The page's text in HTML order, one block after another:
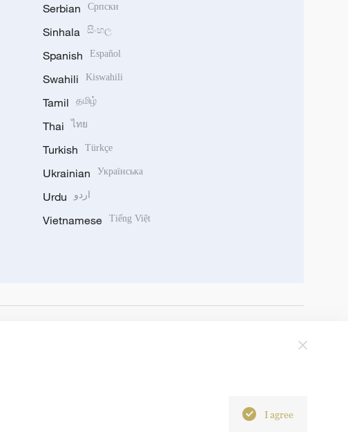
Serbian Српски
Sinhala සිංහල
Spanish Español
Swahili Kiswahili
Tamil தமிழ்
Thai ไทย
Turkish Türkçe
Ukrainian Українська
Urdu اردو
Vietnamese Tiếng Việt
I agree